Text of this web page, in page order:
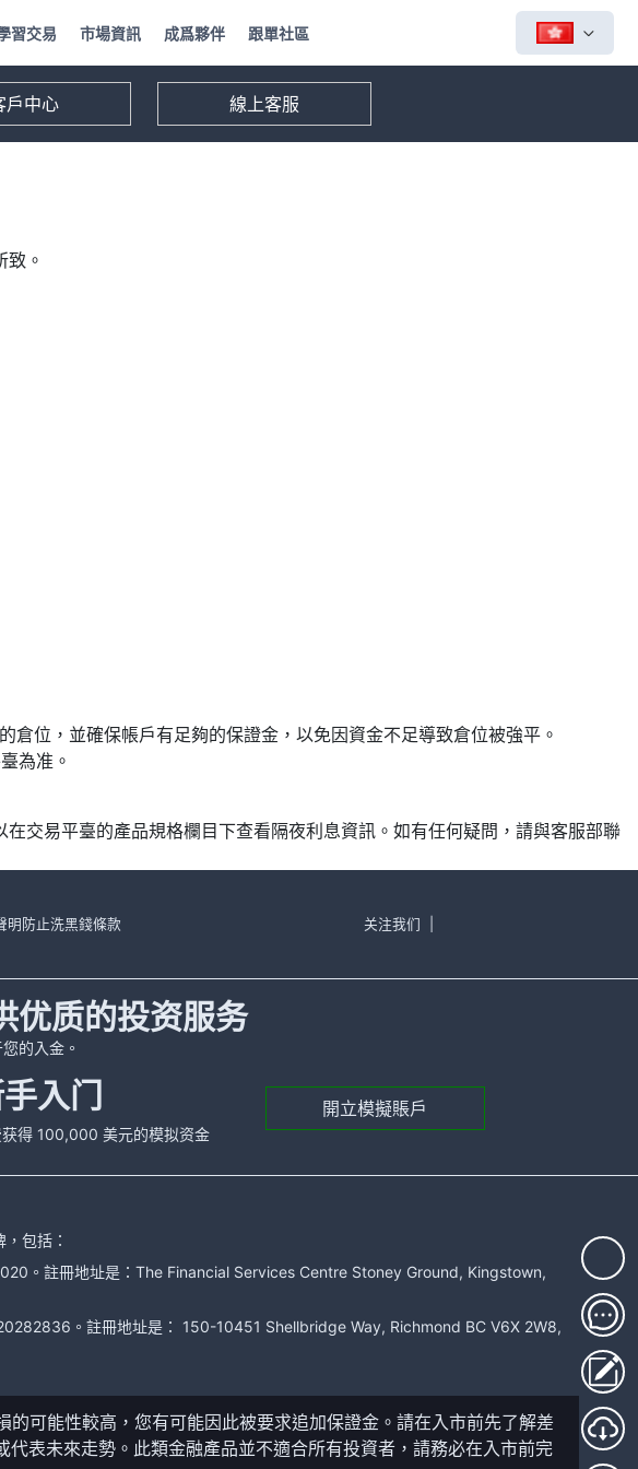
習交易 市場資訊 成爲夥伴 跟單社區
戶中心 線上客服
。
位，並確保帳戶有足夠的保證金，以免因資金不足導致倉位被強平。
為准。
交易平臺的產品規格欄目下查看隔夜利息資訊。如有任何疑問，請與客服部聯
明 防止洗黑錢條款 关注我们
优质的投资服务
的入金。
入门
得 100,000 美元的模拟资金
開立模擬賬戶
包括：
。註冊地址是：The Financial Services Centre Stoney Ground, Kingstown,
。註冊地址是： 150-10451 Shellbridge Way, Richmond BC V6X 2W8,
可能性較高，您有可能因此被要求追加保證金。請在入市前先了解差
表未來走勢。此類金融產品並不適合所有投資者，請務必在入市前完